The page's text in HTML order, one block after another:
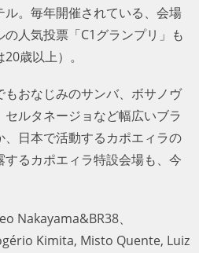
。毎年開催されている、会場
人気投票「C1グランプリ」も
歳以上）。
おなじみのサンバ、ボサノヴ
ルタネージョなど幅広いブラ
日本で活動するカポエィラの
るカポエィラ特設会場も、今
Nakayama&BR38、
Kimita, Misto Quente, Luiz